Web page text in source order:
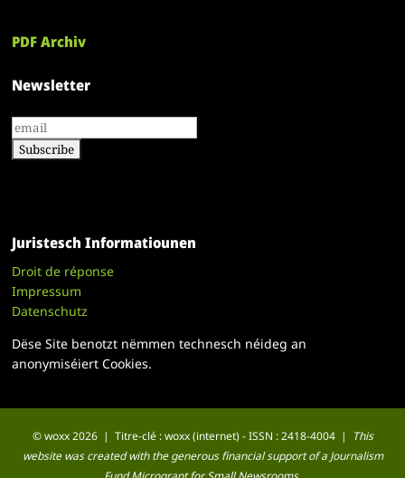
PDF Archiv
Newsletter
Juristesch Informatiounen
Droit de réponse
Impressum
Datenschutz
Dëse Site benotzt nëmmen technesch néideg an
anonymiséiert Cookies.
© woxx 2026 | Titre-clé : woxx (internet) - ISSN : 2418-4004 |
This
website was created with the generous financial support of a Journalism